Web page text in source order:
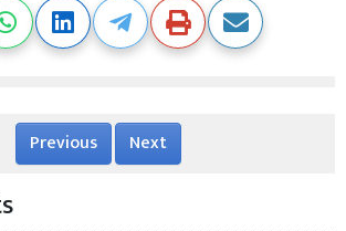
Previous Next